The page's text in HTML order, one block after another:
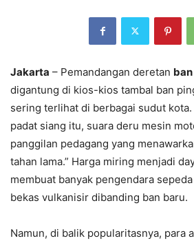
Jakarta – Pemandangan deretan
digantung di kios-kios tambal ban
sering terlihat di berbagai sudut
padat siang itu, suara deru mesin
panggilan pedagang yang
tahan lama.” Harga miring menjadi
membuat banyak pengendara
bekas vulkanisir dibanding ban baru.
Namun, di balik popularitasnya, para